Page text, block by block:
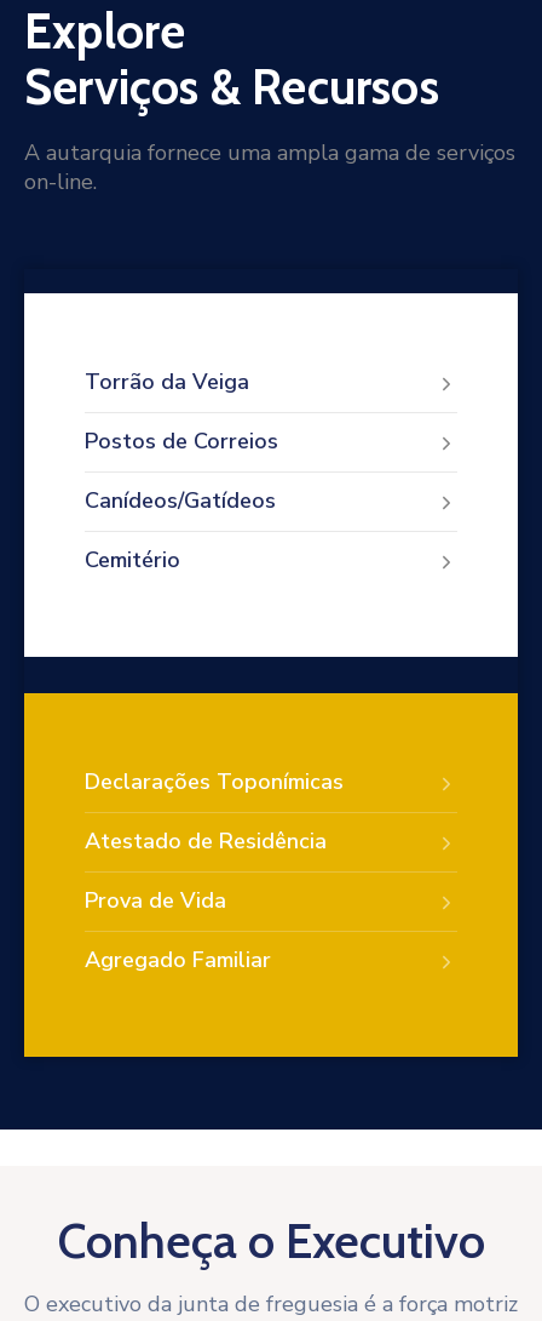
Explore
Serviços & Recursos
A autarquia fornece uma ampla gama de serviços
on-line.
Torrão da Veiga
Postos de Correios
Canídeos/Gatídeos
Cemitério
Declarações Toponímicas
Atestado de Residência
Prova de Vida
Agregado Familiar
Conheça o Executivo
O executivo da junta de freguesia é a força motriz